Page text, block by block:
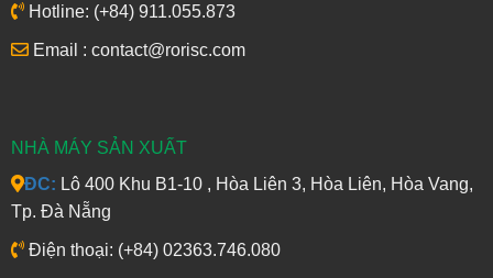
Hotline: (+84) 911.055.873
Email : contact@rorisc.com
NHÀ MÁY SẢN XUẤT
ĐC: Lô 400 Khu B1-10 , Hòa Liên 3, Hòa Liên, Hòa Vang,
Tp. Đà Nẵng
Điện thoại: (+84) 02363.746.080